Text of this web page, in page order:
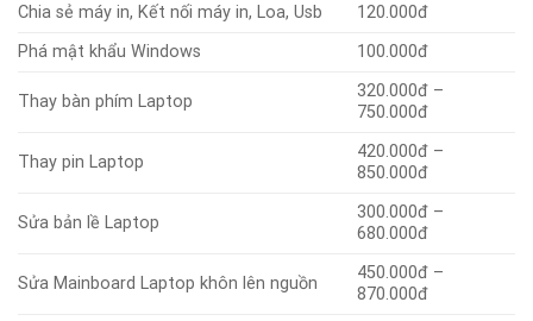
Chia sẻ máy in, Kết nối máy in, Loa, Usb
120.000đ
Phá mật khẩu Windows
100.000đ
Thay bàn phím Laptop
320.000đ –
750.000đ
Thay pin Laptop
420.000đ –
850.000đ
Sửa bản lề Laptop
300.000đ –
680.000đ
Sửa Mainboard Laptop khôn lên nguồn
450.000đ –
870.000đ